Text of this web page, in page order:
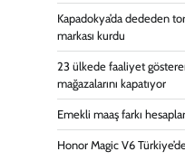
Kapadokya’da dededen
markası kurdu
23 ülkede faaliyet
mağazalarını kapatıyor
Emekli maaş farkı
Honor Magic V6